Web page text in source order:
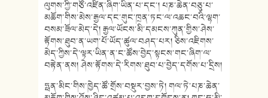
ལུགས་ཀྱི་གཙོ་འཛིན་ཞིག་ཡིན་པ་དང་། པཎ་ཆེན་བཅུ་པ་
མཆོག་གིས་མེས་རྒྱལ་དང་གུང་ཁྲན་ཏང་ལ་འཆང་བའི་ལྷག་
བསམ་ཟོལ་མེད་དེ། རྒྱལ་ཡོངས་མི་དམངས་ཀུན་གྱིས་ཤེས་
རྟོགས་ཐུབ་ན་ཡག་པོ་ཡོད་ཚུལ་བཤད་པར། ཅིས་འཇིགས་
མེད་ཀྱིས་དེ་ལྟར་ཡིན་ན་ང་ཚོས་བྱེད་སྟངས་གང་ཞིག་ལ་
བརྟེན་ནས། ཤེས་རྟོགས་དེ་རིགས་ཐུབ་པ་བྱེད་དགོས་པ་དྲིས།
ཧྥན་མིང་གིས་ཁྱེད་ཚོ་གྲོས་བསྡུར་བྱས་ཏེ། གལ་ཏེ་པཎ་ཆེན་